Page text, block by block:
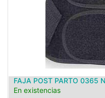
FAJA POST PARTO 0365
En existencias